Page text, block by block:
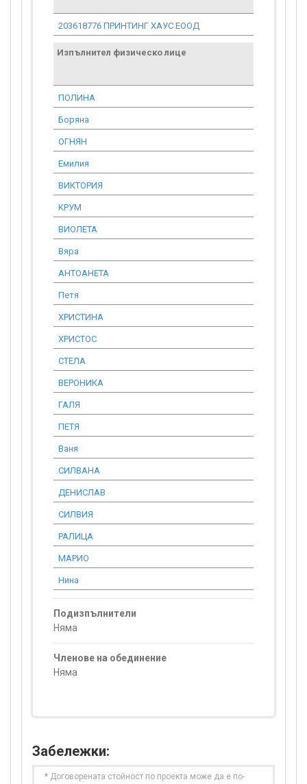
203618776 ПРИНТИНГ ХАУС ЕООД
Изпълнител физическо лице
ПОЛИНА
Боряна
ОГНЯН
Емилия
ВИКТОРИЯ
КРУМ
ВИОЛЕТА
Вяра
АНТОАНЕТА
Петя
ХРИСТИНА
ХРИСТОС
СТЕЛА
ВЕРОНИКА
ГАЛЯ
ПЕТЯ
Ваня
СИЛВАНА
ДЕНИСЛАВ
СИЛВИЯ
РАЛИЦА
МАРИО
Нина
Подизпълнители
Няма
Членове на обединение
Няма
Забележки:
* Договорената стойност по проекта може да е по-